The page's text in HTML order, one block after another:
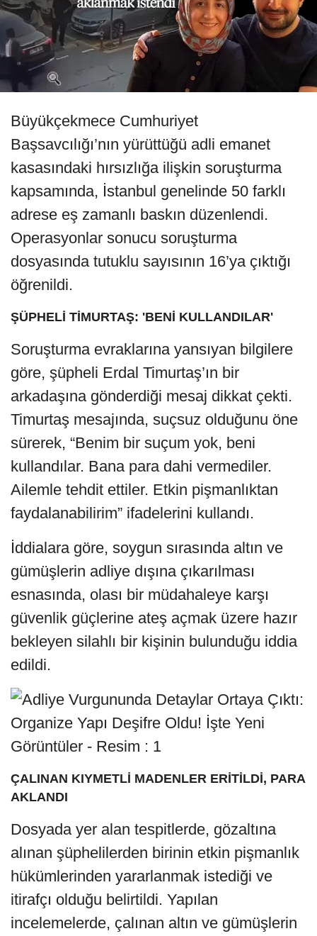
Büyükçekmece Cumhuriyet
Başsavcılığı’nın yürüttüğü adli emanet
kasasındaki hırsızlığa ilişkin soruşturma
kapsamında, İstanbul genelinde 50 farklı
adrese eş zamanlı baskın düzenlendi.
Operasyonlar sonucu soruşturma
dosyasında tutuklu sayısının 16’ya çıktığı
öğrenildi.
ŞÜPHELİ TİMURTAŞ: 'BENİ KULLANDILAR'
Soruşturma evraklarına yansıyan bilgilere
göre, şüpheli Erdal Timurtaş’ın bir
arkadaşına gönderdiği mesaj dikkat çekti.
Timurtaş mesajında, suçsuz olduğunu öne
sürerek, “Benim bir suçum yok, beni
kullandılar. Bana para dahi vermediler.
Ailemle tehdit ettiler. Etkin pişmanlıktan
faydalanabilirim” ifadelerini kullandı.
İddialara göre, soygun sırasında altın ve
gümüşlerin adliye dışına çıkarılması
esnasında, olası bir müdahaleye karşı
güvenlik güçlerine ateş açmak üzere hazır
bekleyen silahlı bir kişinin bulunduğu iddia
edildi.
ÇALINAN KIYMETLİ MADENLER ERİTİLDİ, PARA
AKLANDI
Dosyada yer alan tespitlerde, gözaltına
alınan şüphelilerden birinin etkin pişmanlık
hükümlerinden yararlanmak istediği ve
itirafçı olduğu belirtildi. Yapılan
incelemelerde, çalınan altın ve gümüşlerin